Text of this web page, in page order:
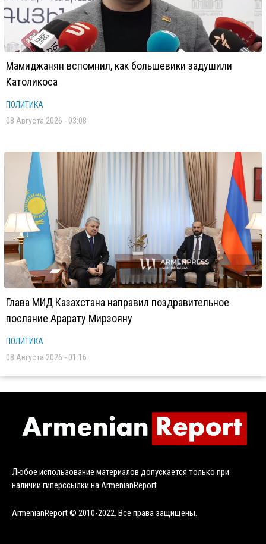
Мамиджанян вспомнил, как большевики задушили
Католикоса
ПОЛИТИКА
08 Августа 2026 - 03:08
Глава МИД Казахстана направил поздравительное
послание Арарату Мирзояну
ПОЛИТИКА
08 Августа 2026 - 01:16
Любое использование материалов допускается только при
наличии гиперссылки на ArmenianReport
ArmenianReport © 2010-2022. Все права защищены.